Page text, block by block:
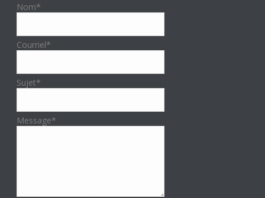
Nom*
Courriel*
Sujet*
Message*